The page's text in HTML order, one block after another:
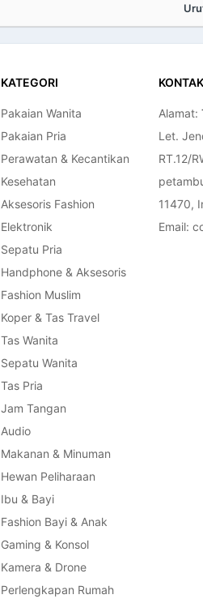
KATEGORI
Pakaian Wanita
Pakaian Pria
Perawatan & Kecantikan
Kesehatan
Aksesoris Fashion
Elektronik
Sepatu Pria
Handphone & Aksesoris
Fashion Muslim
Koper & Tas Travel
Tas Wanita
Sepatu Wanita
Tas Pria
Jam Tangan
Audio
Makanan & Minuman
Hewan Peliharaan
Ibu & Bayi
Fashion Bayi & Anak
Gaming & Konsol
Kamera & Drone
Perlengkapan Rumah
KONTAK
Alamat:
Let.
RT.12/
11470,
Email: